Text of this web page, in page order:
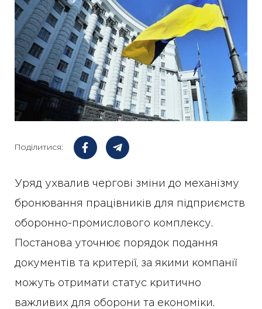
Поділитися:
Уряд ухвалив чергові зміни до механізму
бронювання працівників для підприємств
оборонно-промислового комплексу.
Постанова уточнює порядок подання
документів та критерії, за якими компанії
можуть отримати статус критично
важливих для оборони та економіки.